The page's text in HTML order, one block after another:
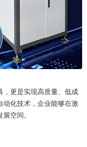
，更是实现高质量、低成
化技术，企业能够在激
空间。